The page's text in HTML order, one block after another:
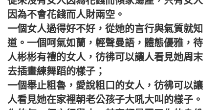
因為不會花錢而人財兩空。
一個女人過得好不好，從她的言行與氣質就知
道。一個呵氣如蘭，輕聲曼語，體態優雅，待
人彬彬有禮的女人，彷彿可以讓人看見她周末
去插畫練舞蹈的樣子；
一個舉止粗魯，愛說粗口的女人，彷彿可以讓
人看見她在家裡朝老公孩子大吼大叫的樣子。